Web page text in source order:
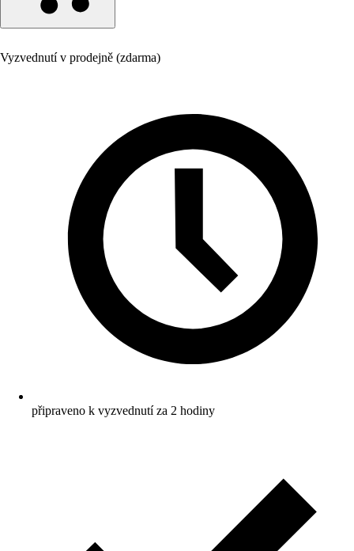
Vyzvednutí v prodejně (zdarma)
připraveno k vyzvednutí za 2 hodiny